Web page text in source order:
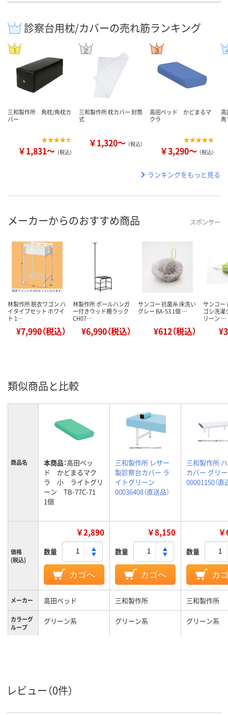
診察台用枕/カバーの売れ筋ランキング
三和製作所 角枕/角枕カ
バー
￥1,831～ （税込）
三和製作所 枕カバー 封筒
式
￥1,320～ （税込）
高田ベッド かどまるマ
クラ
￥3,290～ （税込）
高
角
ランキングをもっと見る
メーカーからのおすすめ商品 スポンサー
林製作所 脱衣ワゴン ハ
イタイプセット ホワイ
ト 1…
¥7,990（税込）
林製作所 ポールハンガ
ー付きウッド棚ラック
CH07…
¥6,990（税込）
サンコー 抗菌糸 床洗い
グレー BA-53 1個 …
¥612（税込）
サンコー
ゴシ洗濯
リーン …
類似商品と比較
商品名 本商品：高田ベッ
ド かどまるマク
ラ 小 ライトグリ
ーン TB-77C-71
1個
三和製作所 レザー
製診察台カバー ラ
イトグリーン
00036408（直送品）
三和製作所
カバー グリ
00001150（直
価格
(税込)
￥2,890
数量
カゴへ
￥8,150
数量
カゴへ
数量
カ
メーカー 高田ベッド 三和製作所 三和製作所
カラーグ
ループ
グリーン系 グリーン系 グリーン系
レビュー（0件）